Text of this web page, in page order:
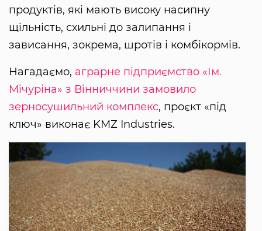
продуктів, які мають високу насипну
щільність, схильні до залипання і
зависання, зокрема, шротів і комбікормів.
Нагадаємо, аграрне підприємство «Ім.
Мічуріна» з Вінниччини замовило
зерносушильний комплекс, проєкт «під
ключ» виконає KMZ Industries.